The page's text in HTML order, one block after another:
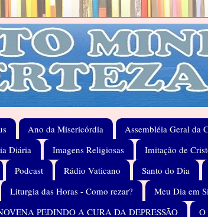
Ano da Misericórdia Assembléia Geral da
Diária Imagens Religiosas Imitação de
Podcast Rádio Vaticano Santo do Dia
Liturgia das Horas - Como rezar?
Meu Dia em
PEDINDO A CURA DA DEPRESSÃO
O